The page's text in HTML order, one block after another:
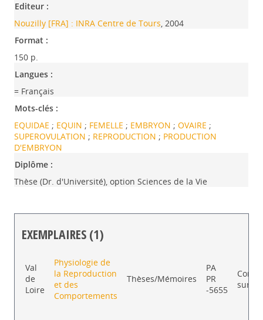
Editeur :
Nouzilly [FRA] : INRA Centre de Tours, 2004
Format :
150 p.
Langues :
= Français
Mots-clés :
EQUIDAE ; EQUIN ; FEMELLE ; EMBRYON ;OVAIRE ;
SUPEROVULATION ; REPRODUCTION ; PRODUCTION
D'EMBRYON
Diplôme :
Thèse (Dr. d'Université), option Sciences de la Vie
EXEMPLAIRES (1)
Liste des exemplaires
Val
de
Loire
Physiologie de
la Reproduction
et des
Comportements
Thèses/Mémoires
PA
PR
-5655
sur